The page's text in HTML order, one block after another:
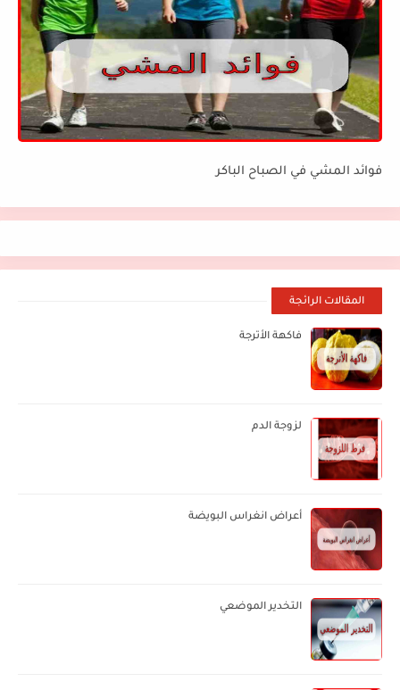
فوائد المشي في الصباح الباكر
المقالات الرائجة
فاكهة الأترجة
لزوجة الدم
أعراض انغراس البويضة
التخدير الموضعي